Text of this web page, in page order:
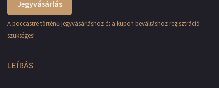
Jegyvásárlás
A podcastre történő jegyvásárláshoz és a kupon beváltáshoz regisztráció
szükséges!
LEÍRÁS